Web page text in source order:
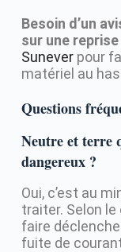
Besoin d’un
sur une
Suneverpour
matériel au
Questions
Neutre et terre
dangereux ?
Oui, c’est au
traiter. Selon
faire
fuite de